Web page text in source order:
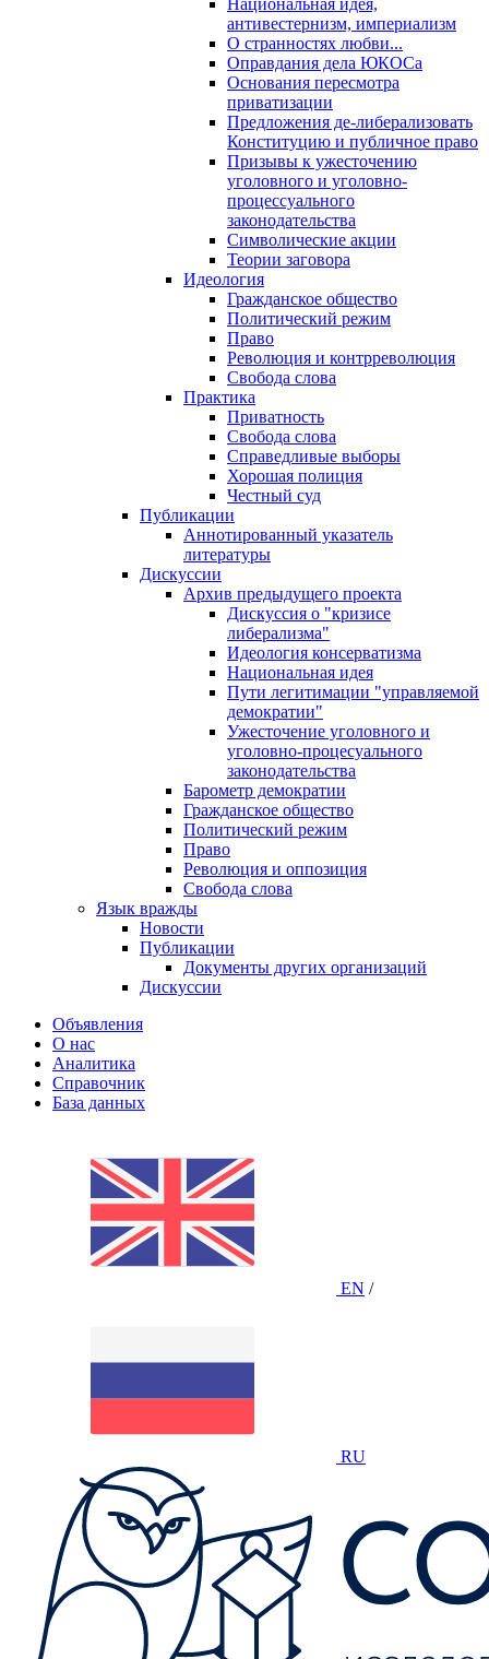
Национальная идея,
антивестернизм, империализм
О странностях любви...
Оправдания дела ЮКОСа
Основания пересмотра
приватизации
Предложения де-либерализовать
Конституцию и публичное право
Призывы к ужесточению
уголовного и уголовно-
процессуального
законодательства
Символические акции
Теории заговора
Идеология
Гражданское общество
Политический режим
Право
Революция и контрреволюция
Свобода слова
Практика
Приватность
Свобода слова
Справедливые выборы
Хорошая полиция
Честный суд
Публикации
Аннотированный указатель
литературы
Дискуссии
Архив предыдущего проекта
Дискуссия о "кризисе
либерализма"
Идеология консерватизма
Национальная идея
Пути легитимации "управляемой
демократии"
Ужесточение уголовного и
уголовно-процесуального
законодательства
Барометр демократии
Гражданское общество
Политический режим
Право
Революция и оппозиция
Свобода слова
Язык вражды
Новости
Публикации
Документы других организаций
Дискуссии
Объявления
О нас
Аналитика
Справочник
База данных
EN /
RU